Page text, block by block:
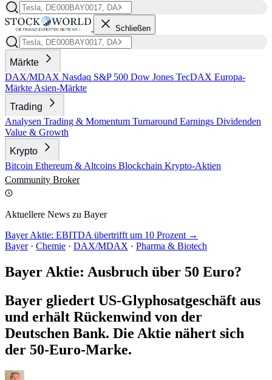
Schließen
Märkte
DAX/MDAX Nasdaq S&P 500 Dow Jones TecDAX Europa-
Märkte Asien-Märkte
Trading
Analysen Trading & Momentum Turnaround Earnings Dividenden
Value & Growth
Krypto
Bitcoin Ethereum & Altcoins Blockchain Krypto-Aktien
Community Broker
Aktuellere News zu Bayer
Bayer Aktie: EBITDA übertrifft um 10 Prozent →
Bayer · Chemie · DAX/MDAX · Pharma & Biotech
Bayer Aktie: Ausbruch über 50 Euro?
Bayer gliedert US-Glyphosatgeschäft aus
und erhält Rückenwind von der
Deutschen Bank. Die Aktie nähert sich
der 50-Euro-Marke.